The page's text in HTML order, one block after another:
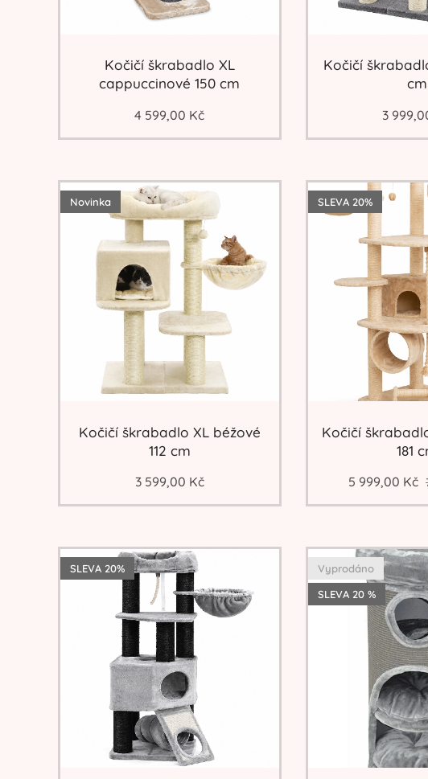
Kočičí škrabadlo XL
cappuccinové 150 cm
4 599,00 Kč
Kočičí
cm
3
Kočičí škrabadlo XL béžové
112 cm
Novinka
3 599,00 Kč
Kočičí
181
SLEVA 20%
5 999,00 Kč
SLEVA 20%
Vyprodáno
SLEVA 20 %